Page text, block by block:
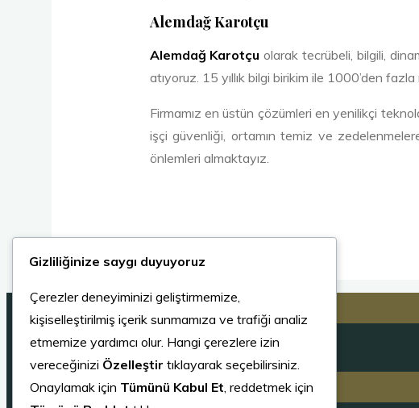
Alemdağ Karotçu
Alemdağ Karotçu olarak tecrübeli, bilgili,
atıyoruz. 15 yıllık bilgi birikim ile 1000’den
Firmamız en üstün çözümleri en yenilikçi
işçi güvenliği, ortamın temiz ve
önlemleri almaktayız.
Categories
Kategori yok
Search
Gizliliğinize saygı duyuyoruz
Çerezler deneyiminizi geliştirmemize,
kişiselleştirilmiş içerik sunmamıza ve trafiği analiz
etmemize yardımcı olur. Hangi çerezlere izin
vereceğinizi Özelleştir tıklayarak seçebilirsiniz.
Onaylamak için Tümünü Kabul Et, reddetmek için